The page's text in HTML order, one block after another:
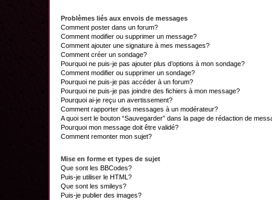
Problèmes liés aux envois de messages
Comment poster dans un forum?
Comment modifier ou supprimer un message?
Comment ajouter une signature à mes messages?
Comment créer un sondage?
Pourquoi ne puis-je pas ajouter plus d’options à mon sondage?
Comment modifier ou supprimer un sondage?
Pourquoi ne puis-je pas accéder à un forum?
Pourquoi ne puis-je pas joindre des fichiers à mon message?
Pourquoi ai-je reçu un avertissement?
Comment rapporter des messages à un modérateur?
A quoi sert le bouton “Sauvegarder” dans la page de rédaction de
Pourquoi mon message doit être validé?
Comment remonter mon sujet?
Mise en forme et types de sujet
Que sont les BBCodes?
Puis-je utiliser le HTML?
Que sont les smileys?
Puis-je publier des images?